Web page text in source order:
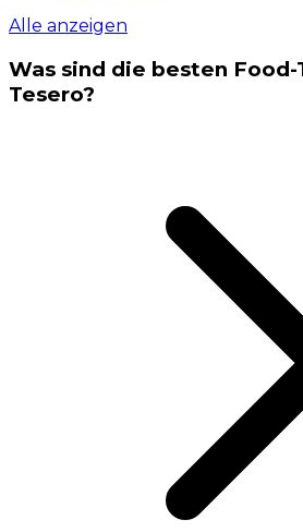
Alle anzeigen
Was sind die besten Food-
Tesero?